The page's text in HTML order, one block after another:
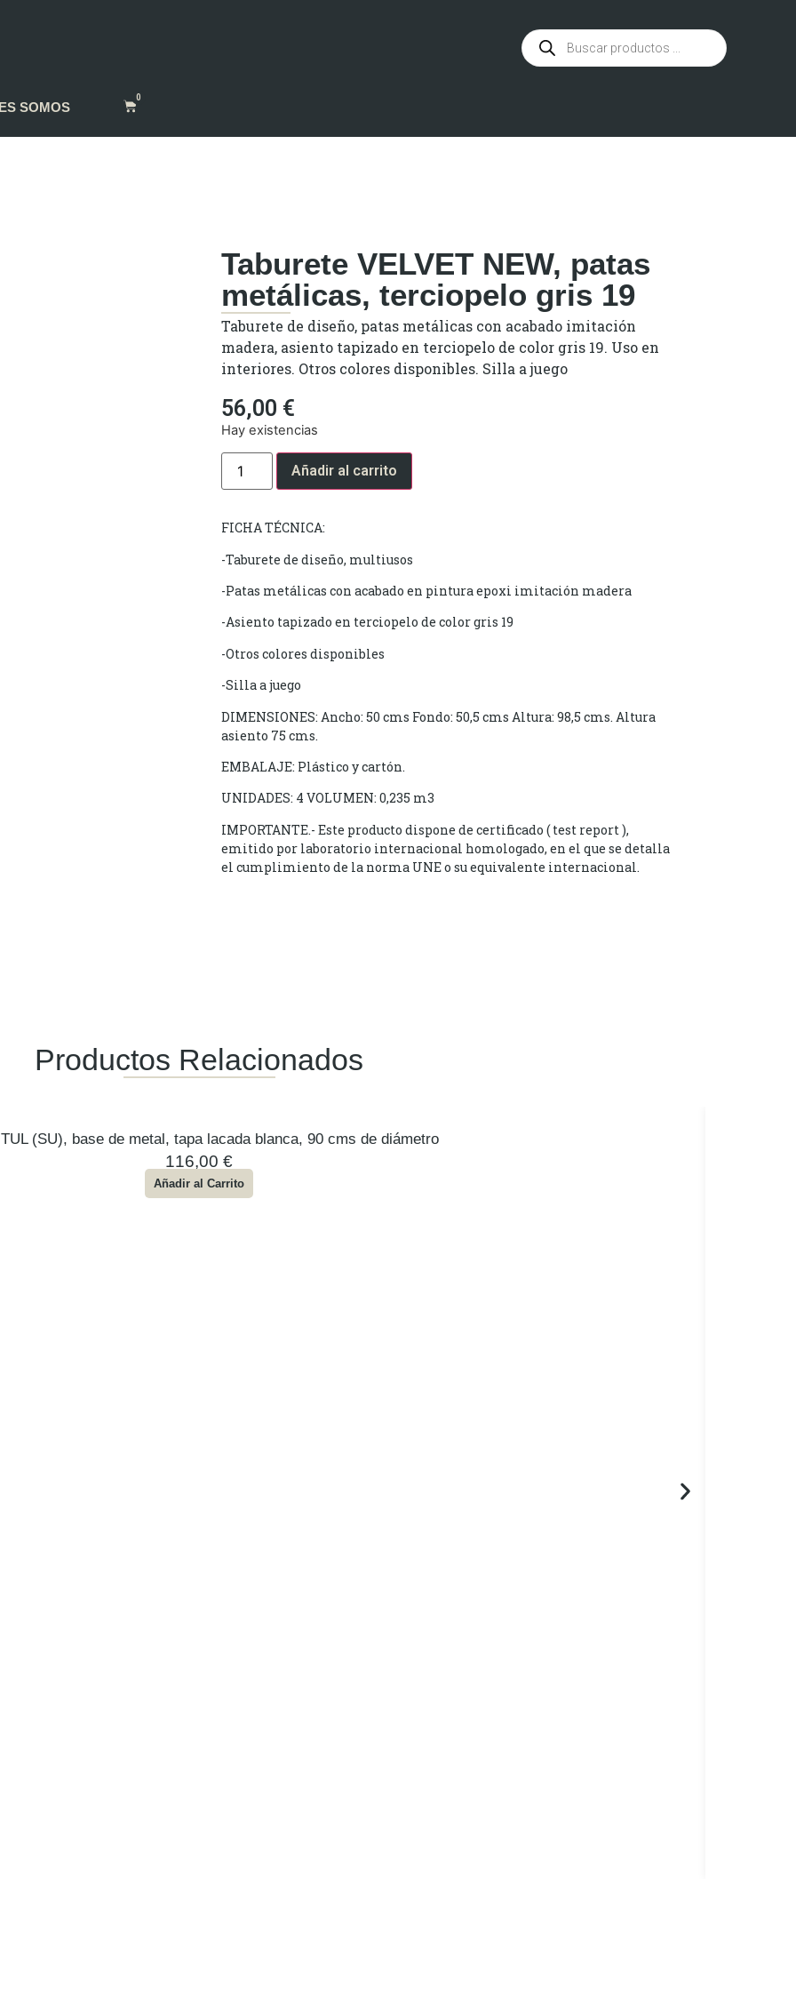
SOMOS
0
Taburete VELVET NEW, patas
metálicas, terciopelo gris 19
Taburete de diseño, patas metálicas con acabado imitación
madera, asiento tapizado en terciopelo de color gris 19. Uso en
interiores. Otros colores disponibles. Silla a juego
56,00 €
Hay existencias
Añadir al carrito
FICHA TÉCNICA:
-Taburete de diseño, multiusos
-Patas metálicas con acabado en pintura epoxi imitación madera
-Asiento tapizado en terciopelo de color gris 19
-Otros colores disponibles
-Silla a juego
DIMENSIONES: Ancho: 50 cms Fondo: 50,5 cms Altura: 98,5 cms. Altura
asiento 75 cms.
EMBALAJE: Plástico y cartón.
UNIDADES: 4 VOLUMEN: 0,235 m3
IMPORTANTE.- Este producto dispone de certificado ( test report ),
emitido por laboratorio internacional homologado, en el que se detalla
el cumplimiento de la norma UNE o su equivalente internacional.
Productos Relacionados
(SU), base de metal, tapa lacada blanca, 90 cms de diámetro
116,00 €
Añadir al Carrito